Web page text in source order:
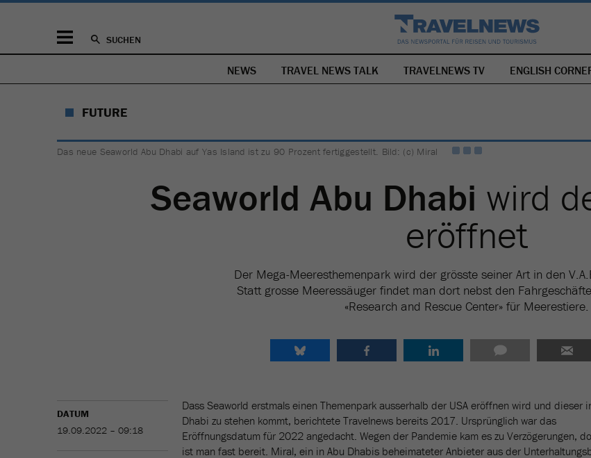
SUCHEN
NAVIGATION
ÜBERSPRINGEN
NEWS TRAVEL NEWS TALK TRAVELNEWS TV ENGLISH
FUTURE
Das neue Seaworld Abu Dhabi auf Yas Island ist zu 90 Prozent fertiggestellt. Bild: (c) Miral
Seaworld Abu Dhabi wird
eröffnet
Der Mega-Meeresthemenpark wird der grösste seiner Art in den
Statt grosse Meeressäuger findet man dort nebst den
«Research and Rescue Center» für Meerestiere.
DATUM
19.09.2022 – 09:18
Dass Seaworld erstmals einen Themenpark ausserhalb der USA eröffnen wird und dieser
Dhabi zu stehen kommt, berichtete Travelnews bereits 2017. Ursprünglich war das
Eröffnungsdatum für 2022 angedacht. Wegen der Pandemie kam es zu Verzögerungen,
ist man fast bereit. Miral, ein in Abu Dhabis beheimateter Anbieter aus der